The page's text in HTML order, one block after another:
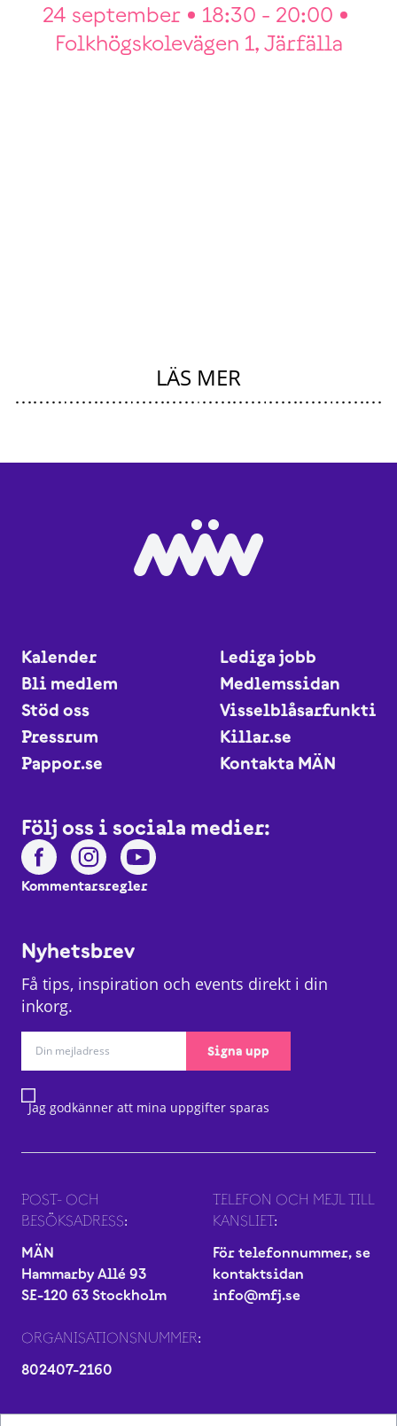
24 september
18:30 - 20:00
Folkhögskolevägen 1, Järfälla
LÄS MER
Kalender
Lediga jobb
Bli medlem
Medlemssidan
Stöd oss
Visselblåsarfunktion
Pressrum
Killar.se
Pappor.se
Kontakta MÄN
Följ oss i sociala medier:
Kommentarsregler
Nyhetsbrev
Få tips, inspiration och events direkt i din
inkorg.
Signa upp
Jag godkänner att mina uppgifter sparas
POST- OCH
BESÖKSADRESS:
MÄN
Hammarby Allé 93
SE-120 63 Stockholm
TELEFON OCH MEJL TILL
KANSLIET:
För telefonnummer, se
kontaktsidan
info@mfj.se
ORGANISATIONSNUMMER:
802407-2160